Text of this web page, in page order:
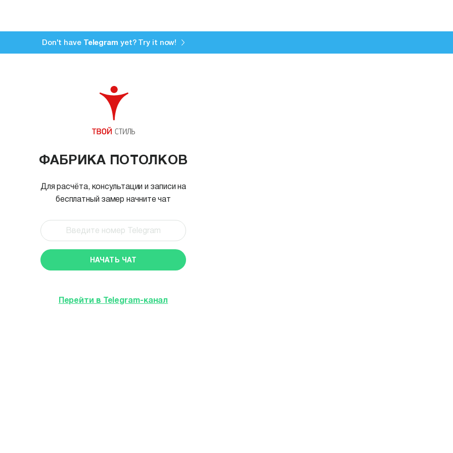
Don't have Telegram yet? Try it now!
ФАБРИКА ПОТОЛКОВ
Для расчёта, консультации и записи на
бесплатный замер начните чат
НАЧАТЬ ЧАТ
Перейти в Telegram-канал